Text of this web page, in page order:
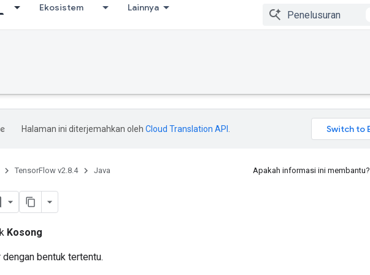
Ekosistem Lainnya
Halaman ini diterjemahkan oleh Cloud Translation API
TensorFlow v2.8.4 Java Apakah informasi ini membantu?
Kosong
bentuk tertentu.